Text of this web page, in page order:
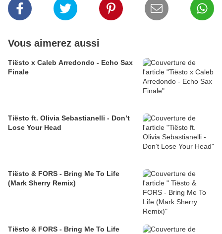
Vous aimerez aussi
Tiësto x Caleb Arredondo - Echo Sax
Finale
Tiësto ft. Olivia Sebastianelli - Don’t
Lose Your Head
Tiësto & FORS - Bring Me To Life
(Mark Sherry Remix)
Tiësto & FORS - Bring Me To Life